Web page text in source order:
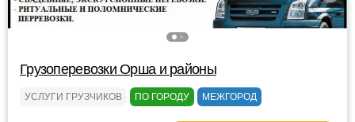
Грузоперевозки Орша и районы
УСЛУГИ ГРУЗЧИКОВ ПО ГОРОДУ МЕЖГОРОД